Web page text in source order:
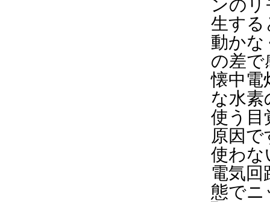
ンの
生する
動かな
の差で
懐中電
な水素
使う目
原因で
使わな
電気
態でニ